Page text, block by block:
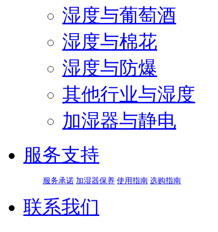
湿度与葡萄酒
湿度与棉花
湿度与防爆
其他行业与湿度
加湿器与静电
服务支持
服务承诺 加湿器保养 使用指南 选购指南
联系我们